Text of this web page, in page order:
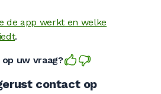
de app werkt en welke
.
uw vraag?
contact op